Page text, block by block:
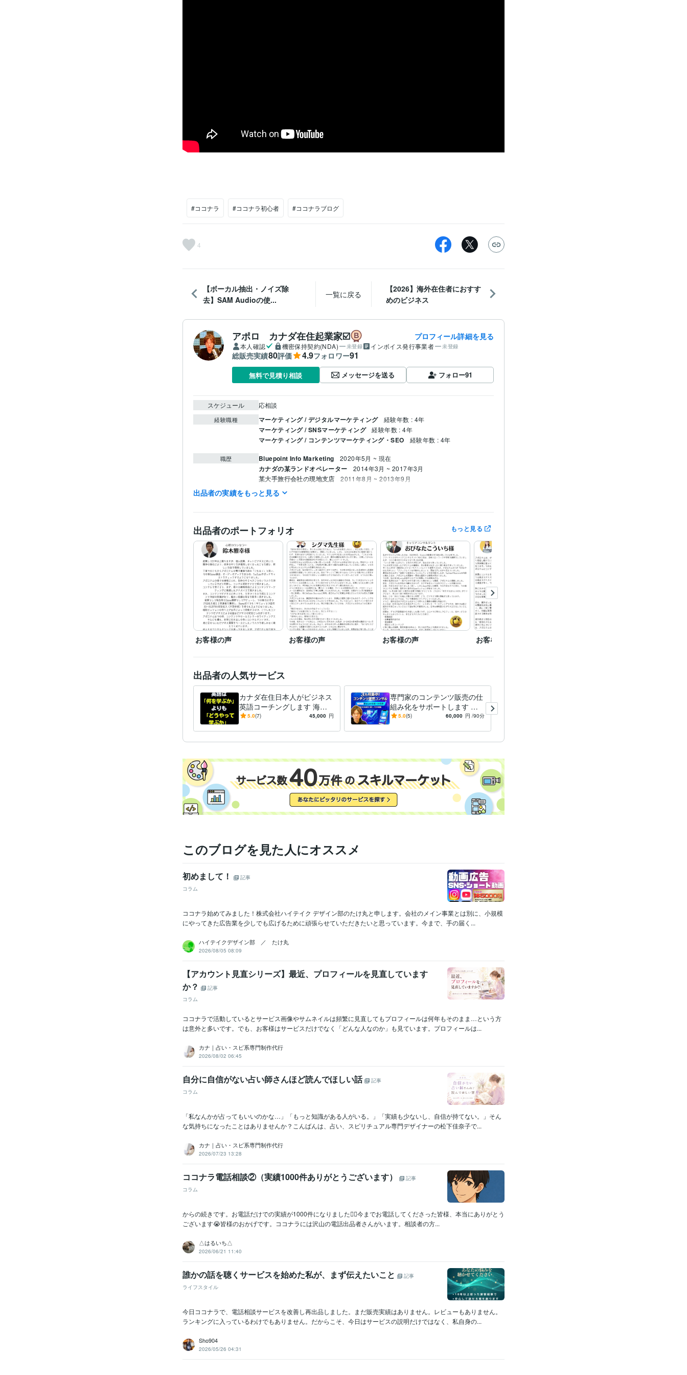
#ココナラ #ココナラ初心者 #ココナラブログ
4
【ボーカル抽出・ノイズ除
去】SAM Audioの使...
一覧に戻る
【2026】海外在住者におすす
めのビジネス
アポロ カナダ在住起業家☑️ プロフィール詳細を見る
本人確認 機密保持契約(NDA) 未登録 インボイス発行事業者 未登録
総販売実績80評価 4.9フォロワー91
無料で見積り相談 メッセージを送る フォロー91
スケジュール 応相談
経験職種 マーケティング / デジタルマーケティング 経験年数 : 4年
マーケティング / SNSマーケティング 経験年数 : 4年
マーケティング / コンテンツマーケティング・SEO 経験年数 : 4年
職歴 Bluepoint Info Marketing 2020年5月 ~ 現在
カナダの某ランドオペレーター 2014年3月 ~ 2017年3月
某大手旅行会社の現地支店 2011年8月 ~ 2013年9月
某大手旅行会社の現地支店
ネットビジネス
コンテンツビジネス
電子書籍出版
ライティング・翻訳 英語・英会話
語学力 英語 ビジネスレベル
出品者の実績をもっと見る
出品者のポートフォリオ もっと見る
お客様の声 お客様の声 お客様の声 お客様の声
出品者の人気サービス
カナダ在住日本人がビジネス
英語コーチングします 海外
３か国で10年以上就労経験。
5.0(7) 45,000 円
専門家のコンテンツ販売の仕
組み化をサポートします ク
ライアントからココナラプラ
5.0(5) 60,000 円 /90分
このブログを見た人にオススメ
初めまして！
記事
コラム
ココナラ始めてみました！株式会社ハイテイク デザイン部のたけ丸と申します。会社のメイン事業とは別に、小規模
にやってきた広告業を少しでも広げるために頑張らせていただきたいと思っています。今まで、手の届く...
ハイテイクデザイン部 ／ たけ丸
2026/08/05 08:09
【アカウント見直シリーズ】最近、プロフィールを見直しています
か？
記事
コラム
ココナラで活動しているとサービス画像やサムネイルは頻繁に見直してもプロフィールは何年もそのまま…という方
は意外と多いです。でも、お客様はサービスだけでなく「どんな人なのか」も見ています。プロフィールは...
カナ｜占い・スピ系専門制作代行
2026/08/02 06:45
自分に自信がない占い師さんほど読んでほしい話
記事
コラム
「私なんかが占ってもいいのかな…」「もっと知識がある人がいる。」「実績も少ないし、自信が持てない。」そん
な気持ちになったことはありませんか？こんばんは、占い、スピリチュアル専門デザイナーの松下佳奈子で...
カナ｜占い・スピ系専門制作代行
2026/07/23 13:28
ココナラ電話相談②（実績1000件ありがとうございます）
記事
コラム
からの続きです。お電話だけでの実績が1000件になりました🙂‍↕️今までお電話してくださった皆様、本当にありがとう
ございます😭皆様のおかげです。ココナラには沢山の電話出品者さんがいます。相談者の方...
△はるいち△
2026/06/21 11:40
誰かの話を聴くサービスを始めた私が、まず伝えたいこと
記事
ライフスタイル
今日ココナラで、電話相談サービスを改善し再出品しました。まだ販売実績はありません。レビューもありません。
ランキングに入っているわけでもありません。だからこそ、今日はサービスの説明だけではなく、私自身の...
Sho904
2026/05/26 04:31